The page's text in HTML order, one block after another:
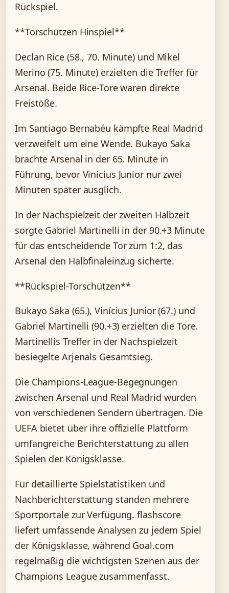
Rückspiel.
**Torschützen Hinspiel**
Declan Rice (58., 70. Minute) und Mikel
Merino (75. Minute) erzielten die Treffer für
Arsenal. Beide Rice-Tore waren direkte
Freistöße.
Im Santiago Bernabéu kämpfte Real Madrid
verzweifelt um eine Wende. Bukayo Saka
brachte Arsenal in der 65. Minute in
Führung, bevor Vinícius Junior nur zwei
Minuten später ausglich.
In der Nachspielzeit der zweiten Halbzeit
sorgte Gabriel Martinelli in der 90.+3 Minute
für das entscheidende Tor zum 1:2, das
Arsenal den Halbfinaleinzug sicherte.
**Rückspiel-Torschützen**
Bukayo Saka (65.), Vinícius Junior (67.) und
Gabriel Martinelli (90.+3) erzielten die Tore.
Martinellis Treffer in der Nachspielzeit
besiegelte Arjenals Gesamtsieg.
Die Champions-League-Begegnungen
zwischen Arsenal und Real Madrid wurden
von verschiedenen Sendern übertragen. Die
UEFA bietet über ihre offizielle Plattform
umfangreiche Berichterstattung zu allen
Spielen der Königsklasse.
Für detaillierte Spielstatistiken und
Nachberichterstattung standen mehrere
Sportportale zur Verfügung. flashscore
liefert umfassende Analysen zu jedem Spiel
der Königsklasse, während Goal.com
regelmäßig die wichtigsten Szenen aus der
Champions League zusammenfasst.